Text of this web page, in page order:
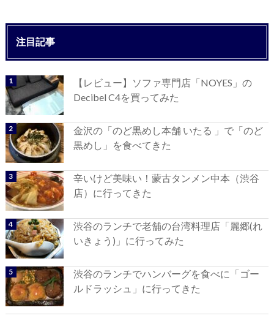
注目記事
【レビュー】ソファ専門店「NOYES」の
Decibel C4を買ってみた
金沢の「のど黒めし本舗 いたる 」で「のど
黒めし」を食べてきた
辛いけど美味い！蒙古タンメン中本（渋谷
店）に行ってきた
渋谷のランチで老舗の台湾料理店「麗郷(れ
いきょう)」に行ってみた
渋谷のランチでハンバーグを食べに「ゴー
ルドラッシュ」に行ってきた